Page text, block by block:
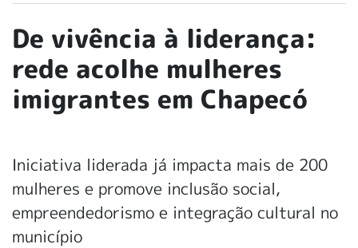
De vivência à liderança:
rede acolhe mulheres
imigrantes em Chapecó
Iniciativa liderada já impacta mais de 200
mulheres e promove inclusão social,
empreendedorismo e integração cultural no
município